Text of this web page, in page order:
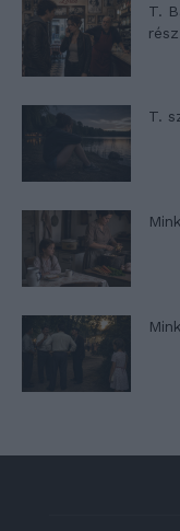
T.
rész
T.